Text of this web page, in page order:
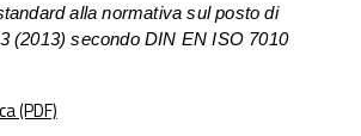
alla normativa sul posto di
(2013) secondo DIN EN ISO 7010
(PDF)